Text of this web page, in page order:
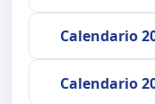
Calendario
Calendario